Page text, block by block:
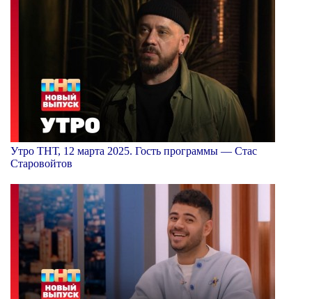
Утро ТНТ, 12 марта 2025. Гость программы — Стас
Старовойтов